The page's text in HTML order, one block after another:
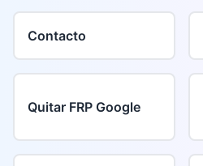
Contacto
Quitar FRP Google